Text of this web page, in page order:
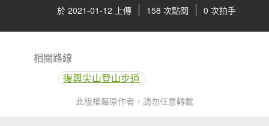
於 2021-01-12 上傳 158 次點閱 0 次拍手
相關路線
復興尖山登山步道
此版權屬原作者，請勿任意轉載